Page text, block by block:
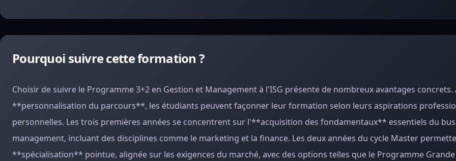
Pourquoi suivre cette formation ?
Choisir de suivre le Programme 3+2 en Gestion et Management à l'ISG présente de nombreux avantages concrets.
**personnalisation du parcours**, les étudiants peuvent façonner leur formation selon leurs aspirations
personnelles. Les trois premières années se concentrent sur l'**acquisition des fondamentaux** essentiels du
management, incluant des disciplines comme le marketing et la finance. Les deux années du cycle Master
**spécialisation** pointue, alignée sur les exigences du marché, avec des options telles que le Programme Grande